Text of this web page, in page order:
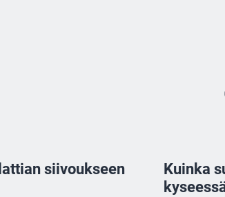
siivoukseen
Kuinka